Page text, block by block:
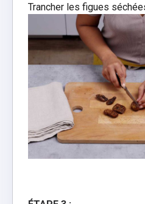
Trancher les figues